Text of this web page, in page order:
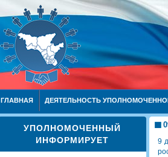
ГЛАВНАЯ ДЕЯТЕЛЬНОСТЬ
УПОЛНОМОЧЕННЫЙ
ИНФОРМИРУЕТ
9